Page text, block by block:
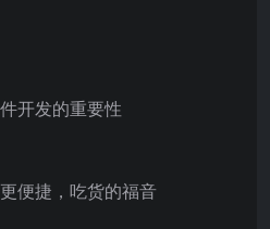
开发的重要性
便捷，吃货的福音